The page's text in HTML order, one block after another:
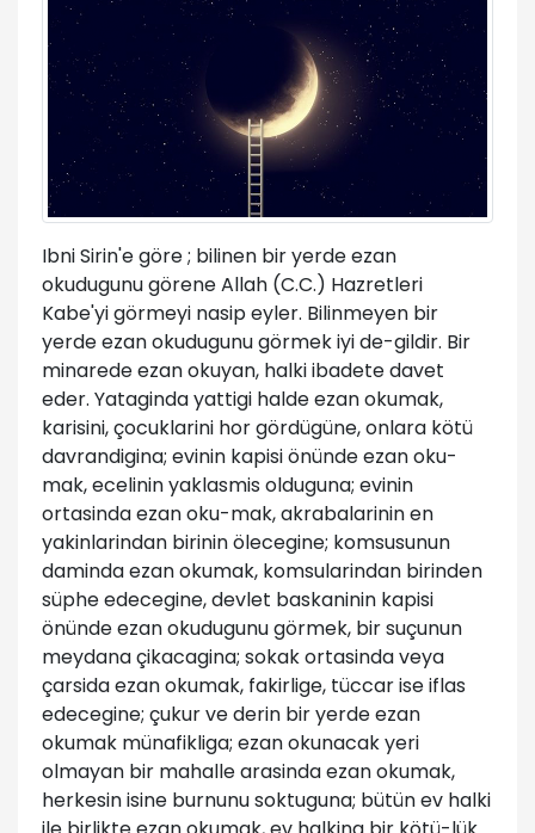
Ibni Sirin'e göre ; bilinen bir yerde ezan
okudugunu görene Allah (C.C.) Hazretleri
Kabe'yi görmeyi nasip eyler. Bilinmeyen bir
yerde ezan okudugunu görmek iyi de-gildir. Bir
minarede ezan okuyan, halki ibadete davet
eder. Yataginda yattigi halde ezan okumak,
karisini, çocuklarini hor gördügüne, onlara kötü
davrandigina; evinin kapisi önünde ezan oku-
mak, ecelinin yaklasmis olduguna; evinin
ortasinda ezan oku-mak, akrabalarinin en
yakinlarindan birinin ölecegine; komsusunun
daminda ezan okumak, komsularindan birinden
süphe edecegine, devlet baskaninin kapisi
önünde ezan okudugunu görmek, bir suçunun
meydana çikacagina; sokak ortasinda veya
çarsida ezan okumak, fakirlige, tüccar ise iflas
edecegine; çukur ve derin bir yerde ezan
okumak münafikliga; ezan okunacak yeri
olmayan bir mahalle arasinda ezan okumak,
herkesin isine burnunu soktuguna; bütün ev halki